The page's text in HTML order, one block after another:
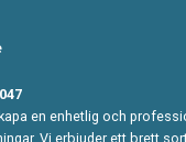
en enhetlig och
Vi erbjuder ett brett